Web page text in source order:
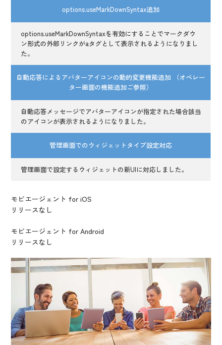
options.useMarkDownSyntax追加
options.useMarkDownSyntaxを有効にすることでマークダウ
ン形式の外部リンクがaタグとして表示されるようになりまし
た。
自動応答によるアバターアイコンの動的変更機能追加 （オペレー
ター画面の機能追加ご参照）
自動応答メッセージでアバターアイコンが指定された場合該当
のアイコンが表示されるようになりました。
管理画面でのウィジェットタイプ設定対応
管理画面で設定するウィジェットの新UIに対応しました。
モビエージェント for iOS
リリースなし
モビエージェント for Android
リリースなし